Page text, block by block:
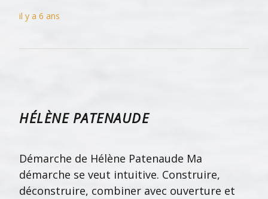
il y a 6 ans
HÉLÈNE PATENAUDE
Démarche de Hélène Patenaude Ma
démarche se veut intuitive. Construire,
déconstruire, combiner avec ouverture et